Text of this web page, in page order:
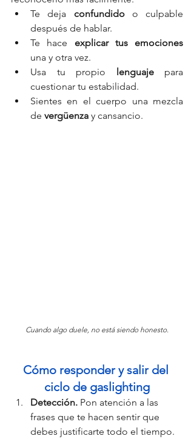
Te deja confundido o culpable
después de hablar.
Te hace explicar tus emociones
una y otra vez.
Usa tu propio lenguaje para
cuestionar tu estabilidad.
Sientes en el cuerpo una mezcla
de vergüenza y cansancio.
Cuando algo duele, no está siendo honesto.
Cómo responder y salir del
ciclo de gaslighting
Detección. Pon atención a las
frases que te hacen sentir que
debes justificarte todo el tiempo.